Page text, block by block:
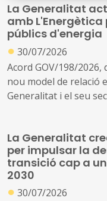
La Generalitat
amb L'Energètica
públics d'energia
● 30/07/2026
Acord GOV/198/
nou model de relació
Generalitat i el seu
en l'àmbit de l'energia
La Generalitat
per impulsar la
transició cap a
2030
● 30/07/2026